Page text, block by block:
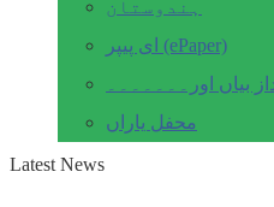
ہندوستان
ای پیپر (ePaper)
بیاں اور۔۔۔۔۔۔۔
محفل یاراں
Latest News